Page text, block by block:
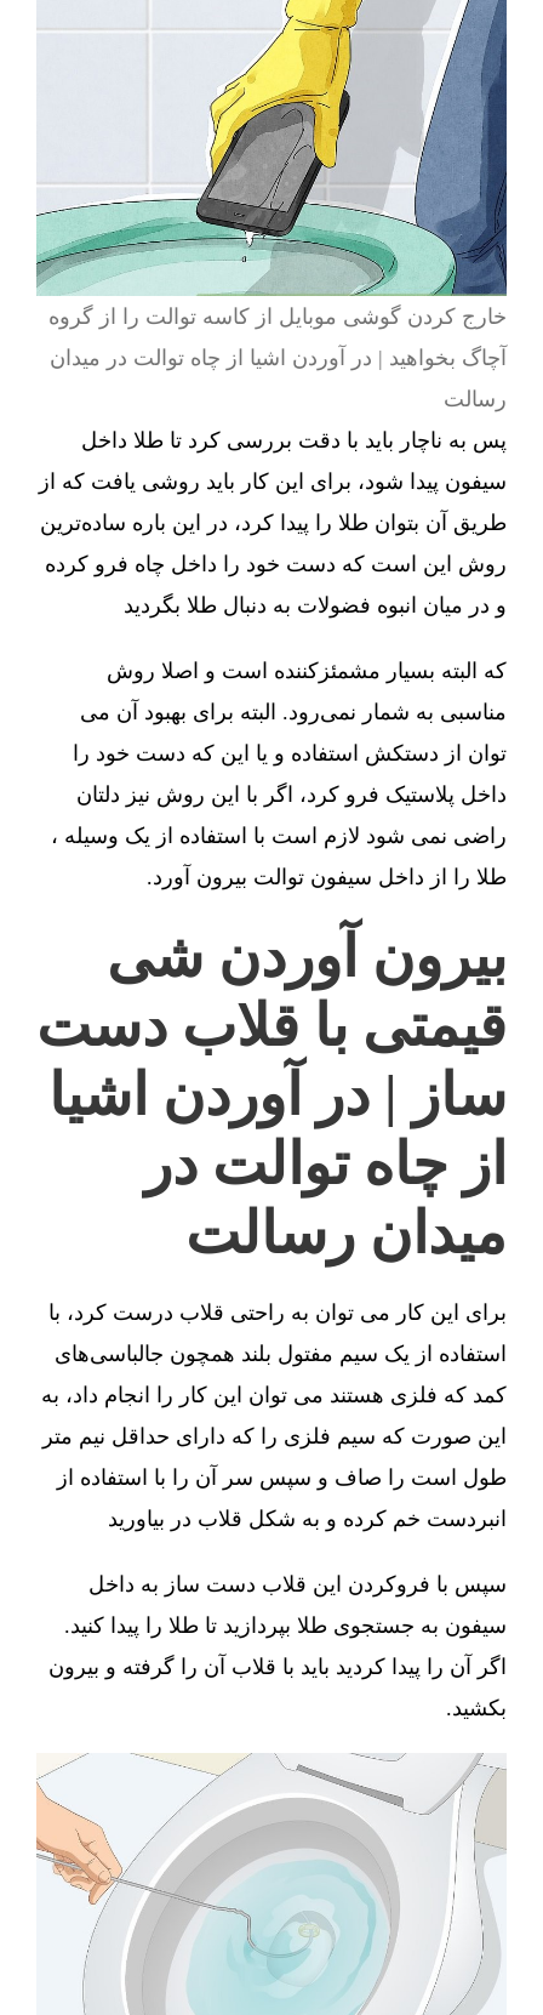
خارج کردن گوشی موبایل از کاسه توالت را از گروه
آچاگ بخواهید | در آوردن اشیا از چاه توالت در میدان
رسالت
پس به ناچار باید با دقت بررسی کرد تا طلا داخل
سیفون پیدا شود، برای این کار باید روشی یافت که از
طریق آن بتوان طلا را پیدا کرد، در این باره ساده‌ترین
روش این است که دست خود را داخل چاه فرو کرده
و در میان انبوه فضولات به دنبال طلا بگردید
که البته بسیار مشمئزکننده است و اصلا روش
مناسبی به شمار نمی‌رود. البته برای بهبود آن می
توان از دستکش استفاده و یا این که دست خود را
داخل پلاستیک فرو کرد، اگر با این روش نیز دلتان
راضی نمی شود لازم است با استفاده از یک وسیله ،
طلا را از داخل سیفون توالت بیرون آورد.
بیرون آوردن شی
قیمتی با قلاب دست
ساز | در آوردن اشیا
از چاه توالت در
میدان رسالت
برای این کار می توان به راحتی قلاب درست کرد، با
استفاده از یک سیم مفتول بلند همچون جالباسی‌های
کمد که فلزی هستند می توان این کار را انجام داد، به
این صورت که سیم فلزی را که دارای حداقل نیم متر
طول است را صاف و سپس سر آن را با استفاده از
انبردست خم کرده و به شکل قلاب در بیاورید
سپس با فروکردن این قلاب دست ساز به داخل
سیفون به جستجوی طلا بپردازید تا طلا را پیدا کنید.
اگر آن را پیدا کردید باید با قلاب آن را گرفته و بیرون
بکشید.